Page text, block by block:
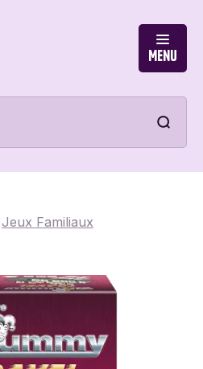
Menu
Jeux Familiaux